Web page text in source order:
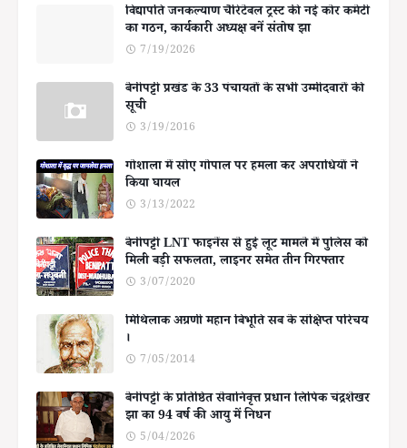
विद्यापति जनकल्याण चैरिटेबल ट्रस्ट की नई कोर कमेटी
का गठन, कार्यकारी अध्यक्ष बनें संतोष झा
7/19/2026
बेनीपट्टी प्रखंड के 33 पंचायतों के सभी उम्मीदवारों की
सूची
3/19/2016
गोशाला में सोए गोपाल पर हमला कर अपराधियों ने
किया घायल
3/13/2022
बेनीपट्टी LNT फाइनेंस से हुई लूट मामले में पुलिस को
मिली बड़ी सफलता, लाइनर समेत तीन गिरफ्तार
3/07/2020
मिथिलाक अग्रणी महान बिभूति सब के संक्षिप्त परिचय
।
7/05/2014
बेनीपट्टी के प्रतिष्ठित सेवानिवृत्त प्रधान लिपिक चंद्रशेखर
झा का 94 वर्ष की आयु में निधन
5/04/2026